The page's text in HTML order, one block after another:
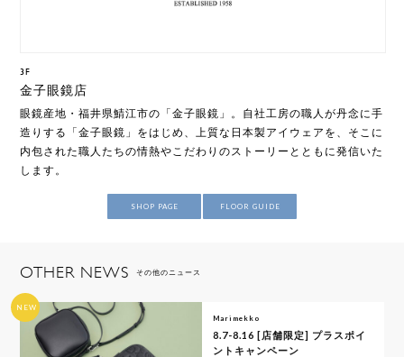
3F
金子眼鏡店
眼鏡産地・福井県鯖江市の「金子眼鏡」。自社工房の職人が丹念に手
造りする「金子眼鏡」をはじめ、上質な日本製アイウェアを、そこに
内包された職人たちの情熱やこだわりのストーリーとともに発信いた
します。
SHOP PAGE FLOOR GUIDE
OTHER NEWS その他のニュース
NEW
Marimekko
8.7-8.16 [店舗限定] プラスポイ
ントキャンペーン